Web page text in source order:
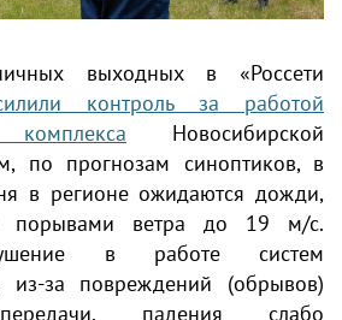
выходных в «Россети
контроль за работой
комплекса Новосибирской
по прогнозам синоптиков, в
в регионе ожидаются дожди,
ветра до 19 м/с.
в работе систем
из-за повреждений (обрывов)
падения слабо